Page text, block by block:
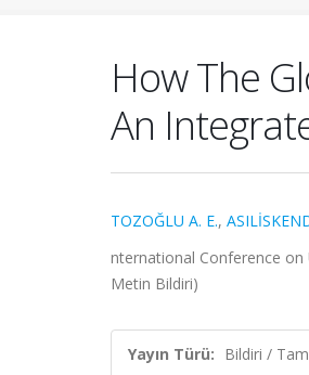
How The
An
TOZOĞLU A. E.,
nternational Conference on
Metin Bildiri)
Yayın Türü: Bildiri /